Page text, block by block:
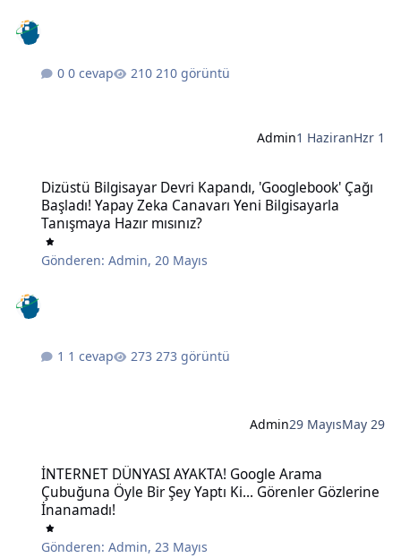
0 cevap 210 görüntü
Admin1 HaziranHzr 1
Dizüstü Bilgisayar Devri Kapandı, 'Googlebook' Çağı
Başladı! Yapay Zeka Canavarı Yeni Bilgisayarla
Tanışmaya Hazır mısınız?
Gönderen:Admin,20 Mayıs
1 cevap 273 görüntü
Admin29 MayısMay 29
İNTERNET DÜNYASI AYAKTA! Google Arama
Çubuğuna Öyle Bir Şey Yaptı Ki... Görenler Gözlerine
İnanamadı!
Gönderen:Admin,23 Mayıs